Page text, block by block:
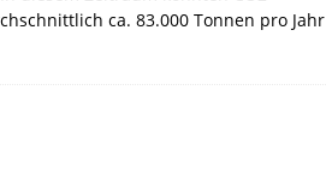
ca. 83.000 Tonnen pro Jahr